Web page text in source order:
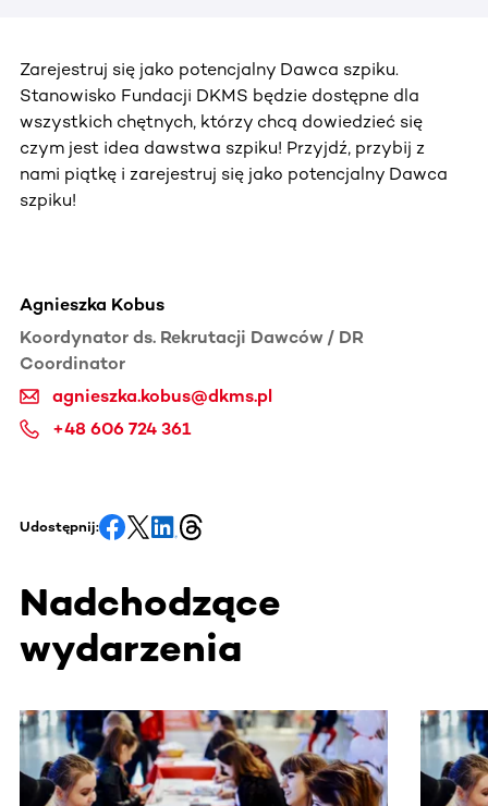
Zarejestruj się jako potencjalny Dawca szpiku.
Stanowisko Fundacji DKMS będzie dostępne dla
wszystkich chętnych, którzy chcą dowiedzieć się
czym jest idea dawstwa szpiku! Przyjdź, przybij z
nami piątkę i zarejestruj się jako potencjalny Dawca
szpiku!
Agnieszka Kobus
Koordynator ds. Rekrutacji Dawców / DR
Coordinator
agnieszka.kobus@dkms.pl
+48 606 724 361
Udostępnij:
Nadchodzące
wydarzenia
Ta sekcja zawiera treści przewijane w poziomie. Użyj